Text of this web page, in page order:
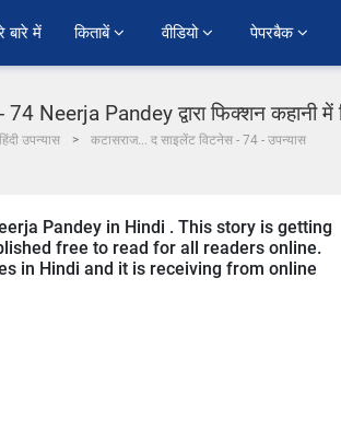
बारे में किताबें वीडियो पेपरबैक
Neerja Pandey द्वारा फिक्शन कहानी में
हिंदी उपन्यास कटासराज... द साइलेंट विटनेस - 74 - उपन्यास
Pandey in Hindi . This story is getting
free to read for all readers online.
in Hindi and it is receiving from online